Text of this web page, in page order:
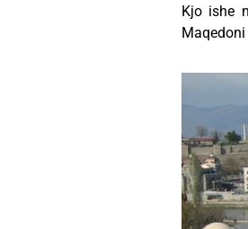
Kjo ishe
Maqedoni